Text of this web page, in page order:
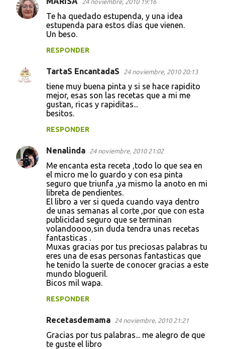
24 noviembre, 2010 19:16
Te ha quedado estupenda, y una idea
estupenda para estos días que vienen.
Un beso.
RESPONDER
TartaS EncantadaS 24 noviembre, 2010 20:13
tiene muy buena pinta y si se hace rapidito
mejor, esas son las recetas que a mi me
gustan, ricas y rapiditas...
besitos.
RESPONDER
Nenalinda 24 noviembre, 2010 21:02
Me encanta esta receta ,todo lo que sea en
el micro me lo guardo y con esa pinta
seguro que triunfa ,ya mismo la anoto en mi
libreta de pendientes.
El libro a ver si queda cuando vaya dentro
de unas semanas al corte ,por que con esta
publicidad seguro que se terminan
volandoooo,sin duda tendra unas recetas
fantasticas .
Muxas gracias por tus preciosas palabras tu
eres una de esas personas fantasticas que
he tenido la suerte de conocer gracias a este
mundo blogueril.
Bicos mil wapa.
RESPONDER
Recetasdemama 24 noviembre, 2010 21:21
Gracias por tus palabras... me alegro de que
te guste el libro